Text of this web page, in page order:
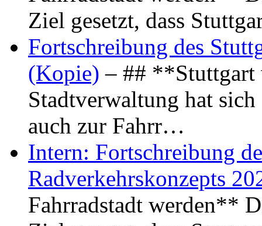
Ziel gesetzt, dass
Fortschreibung des
(Kopie) – ## **Stuttgart
Stadtverwaltung hat
auch zur Fahrr…
Intern: Fortschreibung
Radverkehrskonzepts
Fahrradstadt werden**